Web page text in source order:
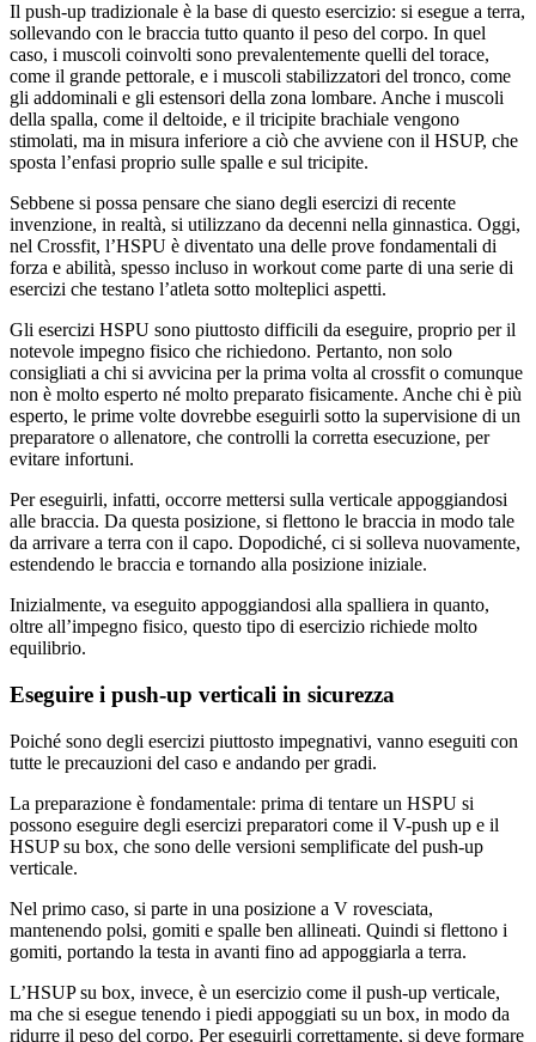
Il push-up tradizionale è la base di questo esercizio: si esegue a terra,
sollevando con le braccia tutto quanto il peso del corpo. In quel
caso, i muscoli coinvolti sono prevalentemente quelli del torace,
come il grande pettorale, e i muscoli stabilizzatori del tronco, come
gli addominali e gli estensori della zona lombare. Anche i muscoli
della spalla, come il deltoide, e il tricipite brachiale vengono
stimolati, ma in misura inferiore a ciò che avviene con il HSUP, che
sposta l’enfasi proprio sulle spalle e sul tricipite.
Sebbene si possa pensare che siano degli esercizi di recente
invenzione, in realtà, si utilizzano da decenni nella ginnastica. Oggi,
nel Crossfit, l’HSPU è diventato una delle prove fondamentali di
forza e abilità, spesso incluso in workout come parte di una serie di
esercizi che testano l’atleta sotto molteplici aspetti.
Gli esercizi HSPU sono piuttosto difficili da eseguire, proprio per il
notevole impegno fisico che richiedono. Pertanto, non solo
consigliati a chi si avvicina per la prima volta al crossfit o comunque
non è molto esperto né molto preparato fisicamente. Anche chi è più
esperto, le prime volte dovrebbe eseguirli sotto la supervisione di un
preparatore o allenatore, che controlli la corretta esecuzione, per
evitare infortuni.
Per eseguirli, infatti, occorre mettersi sulla verticale appoggiandosi
alle braccia. Da questa posizione, si flettono le braccia in modo tale
da arrivare a terra con il capo. Dopodiché, ci si solleva nuovamente,
estendendo le braccia e tornando alla posizione iniziale.
Inizialmente, va eseguito appoggiandosi alla spalliera in quanto,
oltre all’impegno fisico, questo tipo di esercizio richiede molto
equilibrio.
Eseguire i push-up verticali in sicurezza
Poiché sono degli esercizi piuttosto impegnativi, vanno eseguiti con
tutte le precauzioni del caso e andando per gradi.
La preparazione è fondamentale: prima di tentare un HSPU si
possono eseguire degli esercizi preparatori come il V-push up e il
HSUP su box, che sono delle versioni semplificate del push-up
verticale.
Nel primo caso, si parte in una posizione a V rovesciata,
mantenendo polsi, gomiti e spalle ben allineati. Quindi si flettono i
gomiti, portando la testa in avanti fino ad appoggiarla a terra.
L’HSUP su box, invece, è un esercizio come il push-up verticale,
ma che si esegue tenendo i piedi appoggiati su un box, in modo da
ridurre il peso del corpo. Per eseguirli correttamente, si deve formare